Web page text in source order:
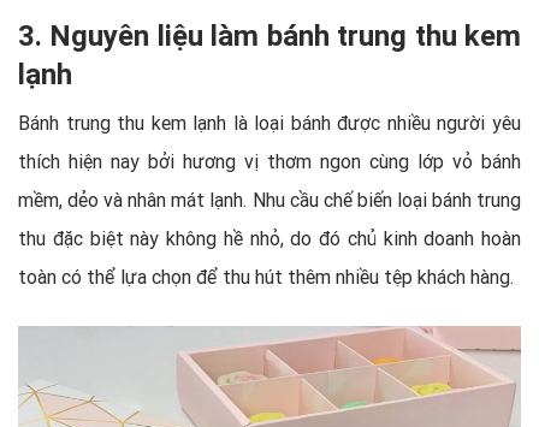
3. Nguyên liệu làm bánh trung thu kem
lạnh
Bánh trung thu kem lạnh là loại bánh được nhiều người yêu
thích hiện nay bởi hương vị thơm ngon cùng lớp vỏ bánh
mềm, dẻo và nhân mát lạnh. Nhu cầu chế biến loại bánh trung
thu đặc biệt này không hề nhỏ, do đó chủ kinh doanh hoàn
toàn có thể lựa chọn để thu hút thêm nhiều tệp khách hàng.